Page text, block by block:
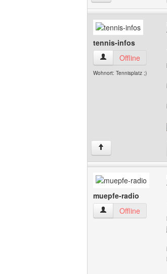
tennis-infos
tennis-infos
Offline
Wohnort: Tennisplatz ;)
↑
muepfe-radio
muepfe-radio
Offline